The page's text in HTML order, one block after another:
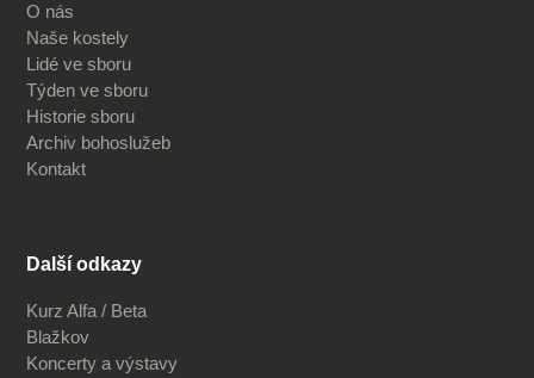
O nás
Naše kostely
Lidé ve sboru
Týden ve sboru
Historie sboru
Archiv bohoslužeb
Kontakt
Další odkazy
Kurz Alfa / Beta
Blažkov
Koncerty a výstavy